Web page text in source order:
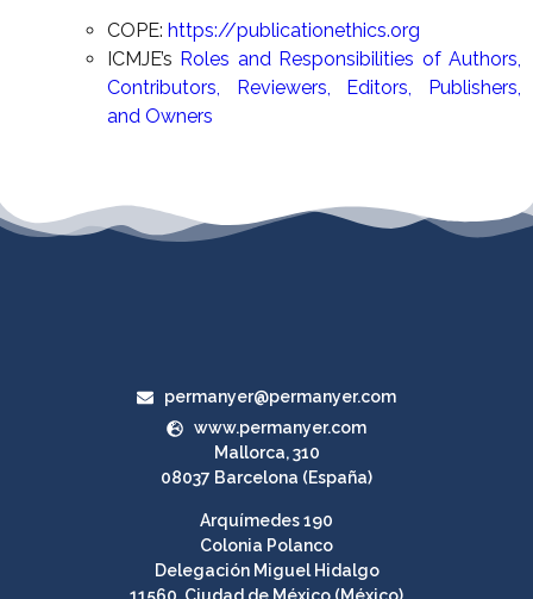
COPE: https://publicationethics.org
ICMJE’s Roles and Responsibilities of Authors,
Contributors, Reviewers, Editors, Publishers,
and Owners
permanyer@permanyer.com
www.permanyer.com
Mallorca, 310
08037 Barcelona (España)
Arquímedes 190
Colonia Polanco
Delegación Miguel Hidalgo
11560, Ciudad de México (México)